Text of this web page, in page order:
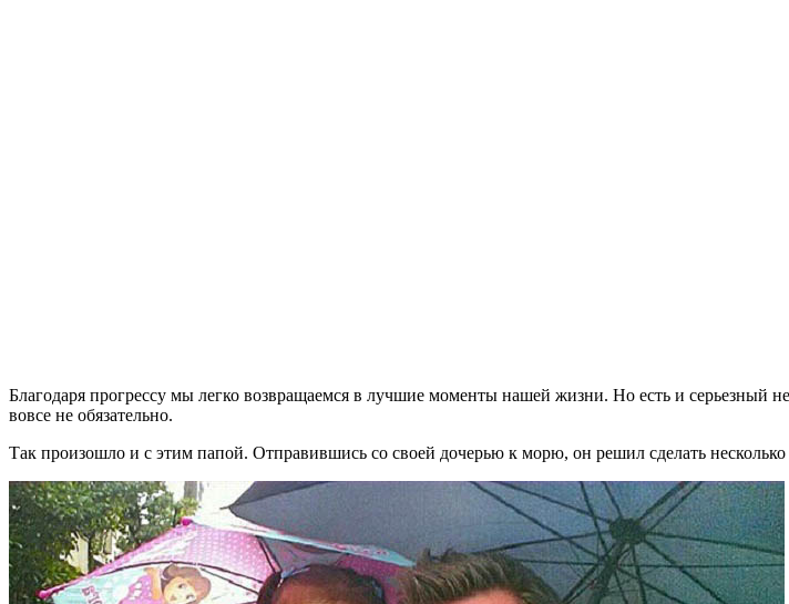
Благодаря прогрессу мы легко возвращаемся в лучшие моменты нашей жизни. Но есть и серьезный
вовсе не обязательно.
Так произошло и с этим папой. Отправившись со своей дочерью к морю, он решил сделать несколько